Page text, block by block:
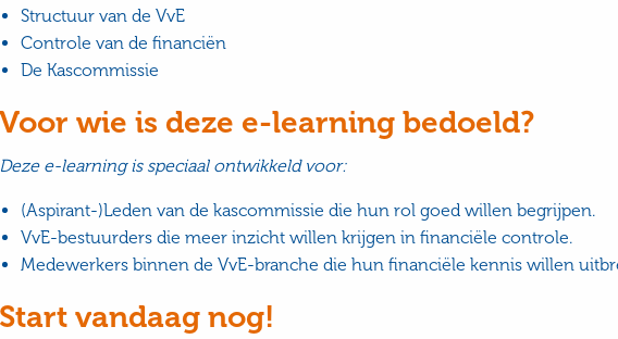
Structuur van de VvE
Controle van de financiën
De Kascommissie
Voor wie is deze e-learning bedoeld?
Deze e-learning is speciaal ontwikkeld voor:
(Aspirant-)Leden van de kascommissie die hun rol goed willen begrijpen.
VvE-bestuurders die meer inzicht willen krijgen in financiële controle.
Medewerkers binnen de VvE-branche die hun financiële kennis willen
Start vandaag nog!